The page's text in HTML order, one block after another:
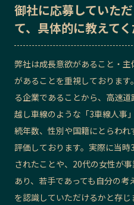
御社に応募していた
て、具体的に教えてく
弊社は成長意欲があること・
があることを重視しておりま
る企業であることから、高速
越し車線のような「3車線人事
続年数、性別や国籍にとらわ
評価しております。実際に当時
されたことや、20代の女性が
あり、若手であっても自分の
を認識していただけるかと存